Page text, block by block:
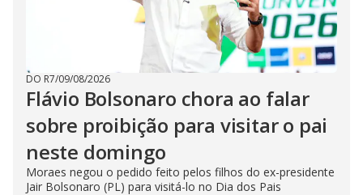
DO R7/09/08/2026
Flávio Bolsonaro chora ao falar
sobre proibição para visitar o pai
neste domingo
Moraes negou o pedido feito pelos filhos do ex-presidente
Jair Bolsonaro (PL) para visitá-lo no Dia dos Pais